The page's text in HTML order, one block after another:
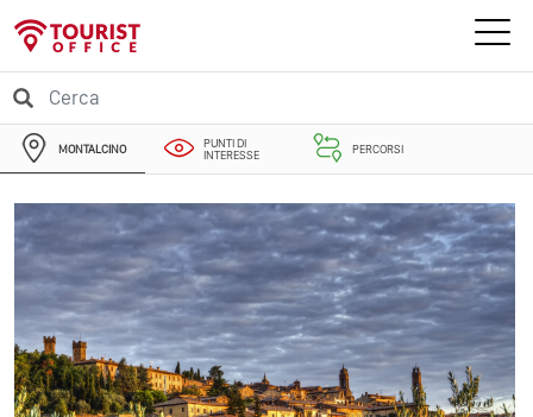
MONTALCINO
PUNTI DI
INTERESSE
PERCORSI